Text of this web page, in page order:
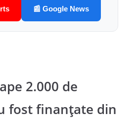
📰 Google News
2.000 de
fost finanţate din